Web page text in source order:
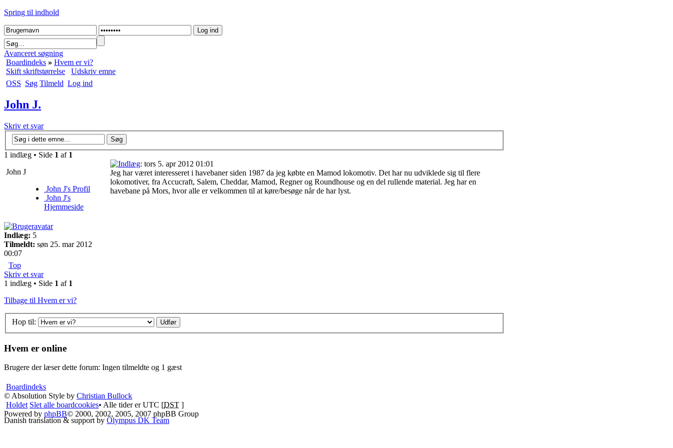
Spring til indhold
Avanceret søgning
Boardindeks » Hvem er vi?
Skift skriftstørrelse
Udskriv emne
OSS Søg Tilmeld Log ind
John J.
Skriv et svar
1 indlæg • Side 1 af 1
John J
John J's Profil
John J's
Hjemmeside
Indlæg: 5
Tilmeldt: søn 25. mar 2012
00:07
: tors 5. apr 2012 01:01
Jeg har været interesseret i havebaner siden 1987 da jeg købte en Mamod lokomotiv. Det har nu udviklede sig til flere
lokomotiver, fra Accucraft, Salem, Cheddar, Mamod, Regner og Roundhouse og en del rullende material. Jeg har en
havebane på Mors, hvor alle er velkommen til at køre/besøge når de har lyst.
Top
Skriv et svar
1 indlæg • Side 1 af 1
Tilbage til Hvem er vi?
Hop til:
Hvem er online
Brugere der læser dette forum: Ingen tilmeldte og 1 gæst
Boardindeks
© Absolution Style by Christian Bullock
Holdet Slet alle boardcookies• Alle tider er UTC [DST ]
Powered by phpBB© 2000, 2002, 2005, 2007 phpBB Group
Danish translation & support by Olympus DK Team